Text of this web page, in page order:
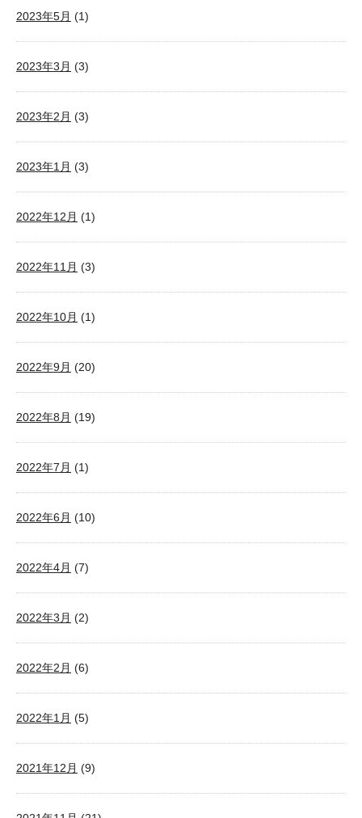
2023年5月 (1)
2023年3月 (3)
2023年2月 (3)
2023年1月 (3)
2022年12月 (1)
2022年11月 (3)
2022年10月 (1)
2022年9月 (20)
2022年8月 (19)
2022年7月 (1)
2022年6月 (10)
2022年4月 (7)
2022年3月 (2)
2022年2月 (6)
2022年1月 (5)
2021年12月 (9)